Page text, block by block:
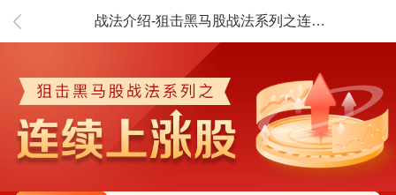
战法介绍-狙击黑马股战法系列之连续上涨股